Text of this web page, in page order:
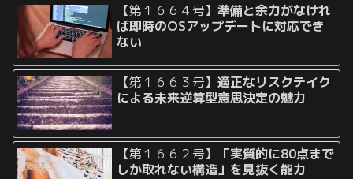
【第１６６４号】準備と余力がなけれ
ば即時のOSアップデートに対応でき
ない
【第１６６３号】適正なリスクテイク
による未来逆算型意思決定の魅力
【第１６６２号】
「実質的に80点まで
しか取れない構造」を見抜く能力